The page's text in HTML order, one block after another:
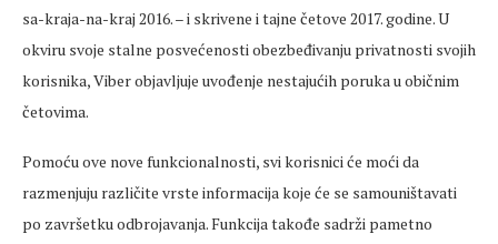
sa-kraja-na-kraj 2016. – i skrivene i tajne četove 2017. godine. U
okviru svoje stalne posvećenosti obezbeđivanju privatnosti svojih
korisnika, Viber objavljuje uvođenje nestajućih poruka u običnim
četovima.
Pomoću ove nove funkcionalnosti, svi korisnici će moći da
razmenjuju različite vrste informacija koje će se samouništavati
po završetku odbrojavanja. Funkcija takođe sadrži pametno